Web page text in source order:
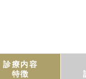
診療内容
特徴